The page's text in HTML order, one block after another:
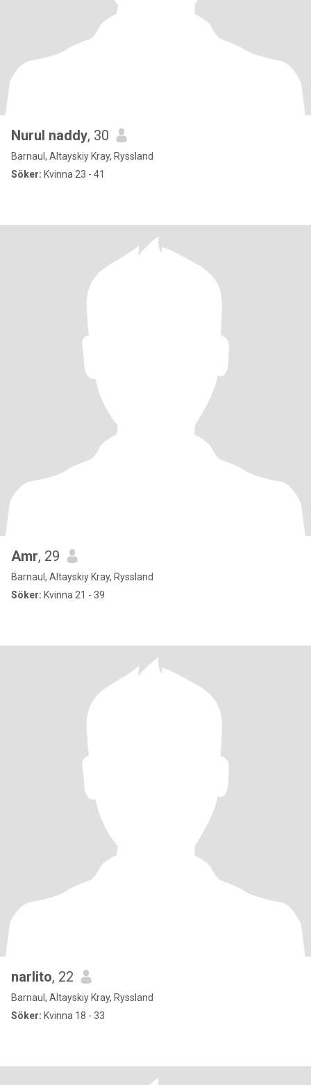
Nurul naddy, 30
Barnaul, Altayskiy Kray, Ryssland
Söker: Kvinna 23 - 41
Amr, 29
Barnaul, Altayskiy Kray, Ryssland
Söker: Kvinna 21 - 39
narlito, 22
Barnaul, Altayskiy Kray, Ryssland
Söker: Kvinna 18 - 33